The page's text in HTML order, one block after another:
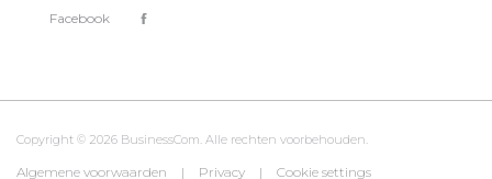
Facebook
Copyright © 2026 BusinessCom. Alle rechten voorbehouden.
Algemene voorwaarden | Privacy | Cookie settings